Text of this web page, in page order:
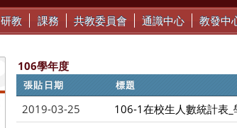
研教 課務 共教委員會 通識中心 教發中
106學年度
張貼日期 標題
2019-03-25 106-1在校生人數統計表_